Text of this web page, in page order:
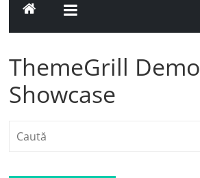
ThemeGrill Demo
Showcase